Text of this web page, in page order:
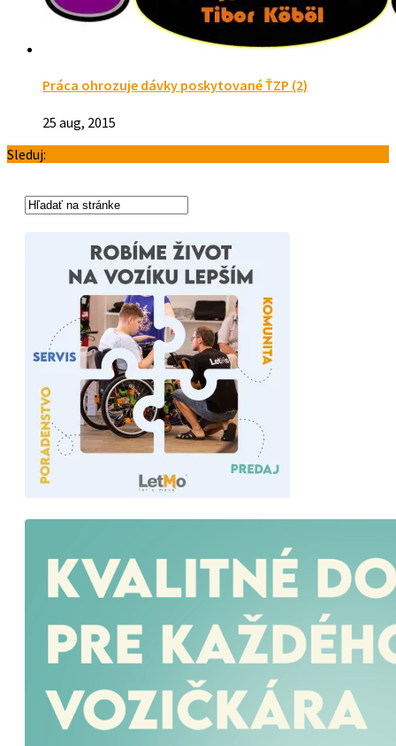
Práca ohrozuje dávky poskytované ŤZP (2)
25 aug, 2015
Sleduj: